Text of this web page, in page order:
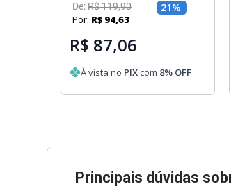
De:R$119,90 21%
Por: R$ 94,63
R$ 87,06
À vista no PIXcom 8% OFF
Principais dúvidas